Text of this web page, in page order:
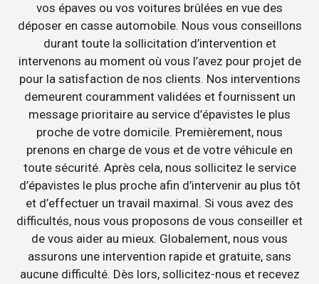
vos épaves ou vos voitures brûlées en vue des
déposer en casse automobile. Nous vous conseillons
durant toute la sollicitation d’intervention et
intervenons au moment où vous l’avez pour projet de
pour la satisfaction de nos clients. Nos interventions
demeurent couramment validées et fournissent un
message prioritaire au service d’épavistes le plus
proche de votre domicile. Premièrement, nous
prenons en charge de vous et de votre véhicule en
toute sécurité. Après cela, nous sollicitez le service
d’épavistes le plus proche afin d’intervenir au plus tôt
et d’effectuer un travail maximal. Si vous avez des
difficultés, nous vous proposons de vous conseiller et
de vous aider au mieux. Globalement, nous vous
assurons une intervention rapide et gratuite, sans
aucune difficulté. Dès lors, sollicitez-nous et recevez